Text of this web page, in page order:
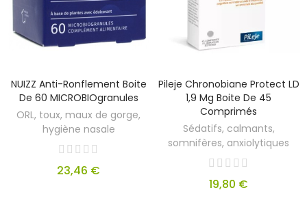
NUIZZ Anti-Ronflement Boite
De 60 MICROBIOgranules
ORL, toux, maux de gorge,
hygiène nasale
23,46 €
Pileje Chronobiane Protect LD
1,9 Mg Boite De 45
Comprimés
Sédatifs, calmants,
somnifères, anxiolytiques
19,80 €